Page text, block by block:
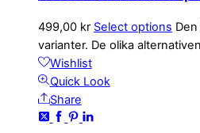
499,00 kr Select options
varianter. De olika
Wishlist
Quick Look
Share